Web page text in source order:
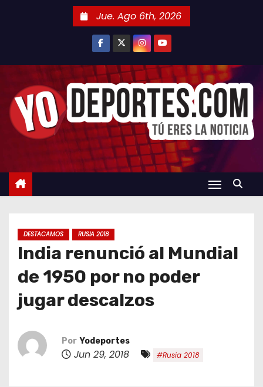
n
Jue. Ago 6th, 2026
DESTACAMOS RUSIA 2018
India renunció al Mundial
de 1950 por no poder
jugar descalzos
Por Yodeportes
Jun 29, 2018 #Rusia 2018